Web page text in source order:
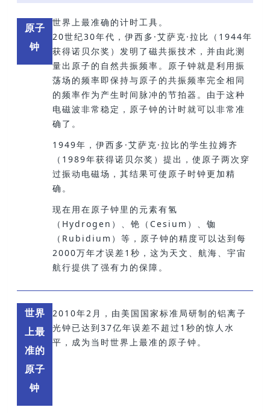
原子
钟
世界上最准确的计时工具。
20世纪30年代 ，伊西多·艾萨克·拉比（1944年
获得诺贝尔奖）发明了磁共振技术，并由此测
量出原子的自然共振频率。原子钟就是利用振
荡场的频率即保持与原子的共振频率完全相同
的频率作为产生时间脉冲的节拍器。由于这种
电磁波非常稳定，原子钟的计时就可以非常准
确了。
1949年，伊西多·艾萨克·拉比的学生拉姆齐
（1989年获得诺贝尔奖）提出，使原子两次穿
过振动电磁场，其结果可使原子时钟更加精
确。
现在用在原子钟里的元素有氢
（Hydrogen）、铯（Cesium）、铷
（Rubidium）等，原子钟的精度可以达到每
2000万年才误差1秒，这为天文、航海、宇宙
航行提供了强有力的保障。
世界
上最
准的
原子
钟
2010年2月，由美国国家标准局研制的铝离子
光钟已达到37亿年误差不超过1秒的惊人水
平，成为当时世界上最准的原子钟。